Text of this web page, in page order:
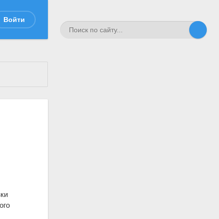
Войти